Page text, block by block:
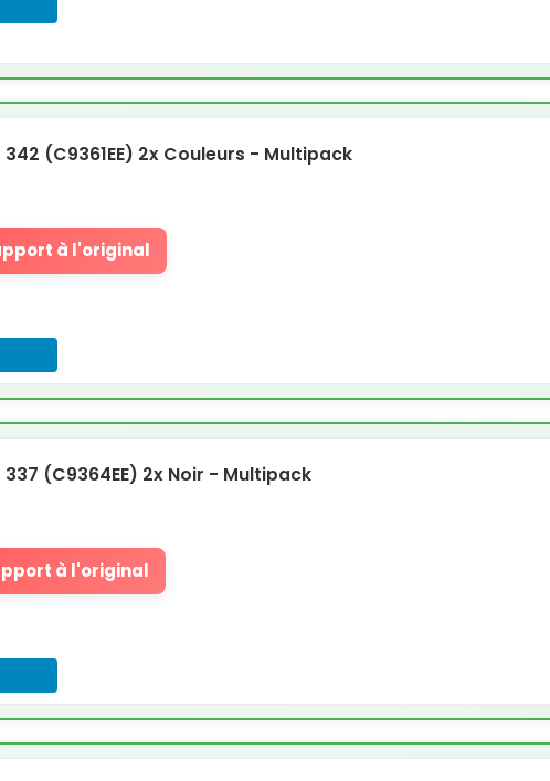
(C9361EE) 2x Couleurs - Multipack
à l'original
(C9364EE) 2x Noir - Multipack
à l'original